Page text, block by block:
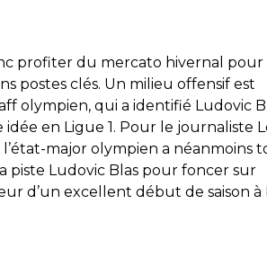
profiter du mercato hivernal pour
postes clés. Un milieu offensif est
olympien, qui a identifié Ludovic
en Ligue 1. Pour le journaliste
major olympien a néanmoins
piste Ludovic Blas pour foncer sur
d’un excellent début de saison à